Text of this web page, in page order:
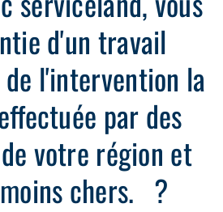
d'un travail
l'intervention la
par des
votre région et
chers. ?